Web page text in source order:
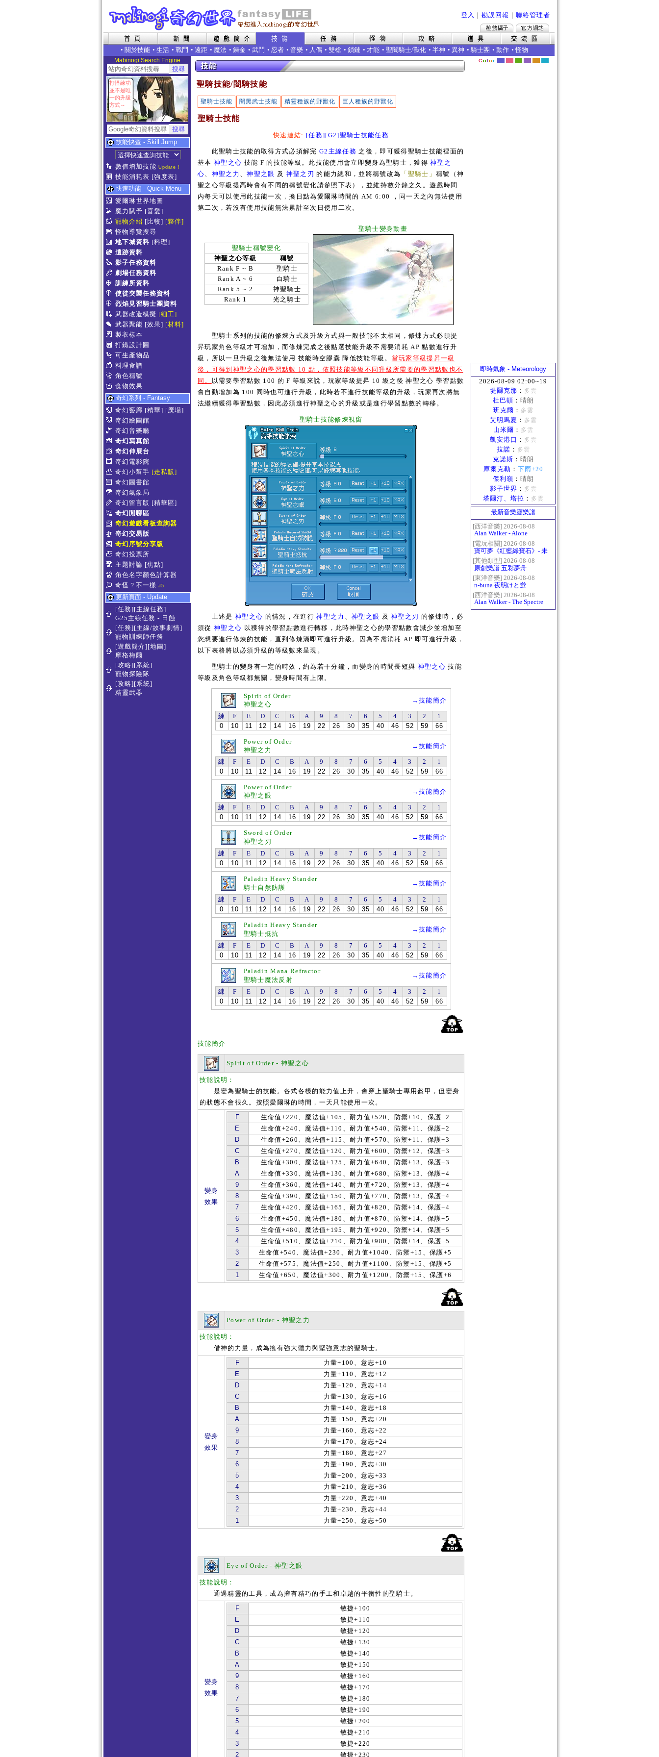
登入 ｜ 勘誤回報 ｜ 聯絡管理者
• 關於技能 • 生活 • 戰鬥 • 遠距 • 魔法 • 鍊金 • 武鬥 • 忍者 • 音樂 • 人偶 • 雙槍 • 鎖鏈 • 才能 • 聖闇騎士/獸化 • 半神 • 異神 • 騎士團 • 動作 • 怪物
Mabinogi Search Engine
打怪練功
並不是唯
一的升級
方式～
技能快查 - Skill Jump
數值增加技能 Update !
技能消耗表 [強度表]
快速功能 - Quick Menu
愛爾琳世界地圖
魔力賦予 [喜愛]
寵物介紹 [比較] [夥伴]
怪物導覽搜尋
地下城資料 [料理]
遺跡資料
影子任務資料
劇場任務資料
訓練所資料
使徒突襲任務資料
烈焰見習騎士團資料
武器改造模擬 [細工]
武器聚能 [效果] [材料]
製衣樣本
打鐵設計圖
可生產物品
料理食譜
角色稱號
食物效果
奇幻系列 - Fantasy
奇幻藝廊 [精華] [廣場]
奇幻繪圖館
奇幻音樂廳
奇幻寫真館
奇幻伸展台
奇幻電影院
奇幻小幫手 [走私販]
奇幻圖書館
奇幻氣象局
奇幻留言版 [精華區]
奇幻閒聊區
奇幻遊戲看板查詢器
奇幻交易版
奇幻序號分享版
奇幻投票所
主題討論 [焦點]
角色名字顏色計算器
奇怪？不一樣 #5
更新頁面 - Update
[任務][主線任務]
G25主線任務 - 日蝕
[任務][主線/故事劇情]
寵物訓練師任務
[遊戲簡介][地圖]
摩格梅爾
[攻略][系統]
寵物探險隊
[攻略][系統]
精靈武器
聖騎技能/闇騎技能
聖騎士技能 闇黑武士技能 精靈種族的野獸化 巨人種族的野獸化
聖騎士技能
快速連結: [任務][G2]聖騎士技能任務
此聖騎士技能的取得方式必須解完 G2主線任務 之後，即可獲得聖騎士技能裡面的
基本 神聖之心 技能 F 的技能等級。此技能使用會立即變身為聖騎士，獲得神聖之
心、 神聖之力 、神聖之眼 及 神聖之刃 的能力總和，並將稱號改為 「聖騎士」稱號（神
聖之心等級提高時會有不同的稱號變化請參照下表），並維持數分鐘之久。遊戲時間
內每天可以使用此技能一次，換日點為愛爾琳時間的 AM 6:00 ，同一天之內無法使用
第二次，若沒有使用技能無法累計至次日使用二次。
聖騎士稱號變化
神聖之心等級
稱號
Rank F ~ B
聖騎士
Rank A ~ 6
白騎士
Rank 5 ~ 2
神聖騎士
Rank 1
光之騎士
聖騎士變身動畫
聖騎士系列的技能的修煉方式及升級方式與一般技能不太相同，修煉方式必須提
昇玩家角色等級才可增加，而修煉完成之後點選技能升級不需要消耗 AP 點數進行升
級，所以一旦升級之後無法使用 技能時空膠囊 降低技能等級。 當玩家等級提昇一級
後，可得到神聖之心的學習點數 10 點，依照技能等級不同升級所需要的學習點數也不
同。
以需要學習點數 100 的 F 等級來說，玩家等級提昇 10 級之後 神聖之心 學習點數
會自動增加為 100 同時也可進行升級，此時若不進行技能等級的升級，玩家再次將無
法繼續獲得學習點數，因此必須進行神聖之心的升級或是進行學習點數的轉移。
聖騎士技能修煉視窗
上述是 神聖之心 的情況，在進行神聖之力 、神聖之眼 及神聖之刃 的修煉時，必
須從 神聖之心 以獲得的學習點數進行轉移，此時神聖之心的學習點數會減少並增加至
您想要進行修煉的技能，直到修煉滿即可進行升級。因為不需消耗 AP 即可進行升級，
以下表格將以必須升級的等級數來呈現。
聖騎士的變身有一定的時效，約為若干分鐘，而變身的時間長短與 神聖之心 技能
等級及角色等級都無關，變身時間有上限。
Spirit of Order
神聖之心
→技能簡介
練 F E D C B A 9 8 7 6 5 4 3 2
1
0
10 11 12 14 16 19 22 26 30 35 40 46 52 59 66
Power of Order
神聖之力
→技能簡介
練 F E D C B A 9 8 7 6 5 4 3 2
1
0
10 11 12 14 16 19 22 26 30 35 40 46 52 59 66
Power of Order
神聖之眼
→技能簡介
練 F E D C B A 9 8 7 6 5 4 3 2
1
0
10 11 12 14 16 19 22 26 30 35 40 46 52 59 66
Sword of Order
神聖之刃
→技能簡介
練 F E D C B A 9 8 7 6 5 4 3 2
1
0
10 11 12 14 16 19 22 26 30 35 40 46 52 59 66
Paladin Heavy Stander
騎士自然防護
→技能簡介
練 F E D C B A 9 8 7 6 5 4 3 2
1
0
10 11 12 14 16 19 22 26 30 35 40 46 52 59 66
Paladin Heavy Stander
聖騎士抵抗
→技能簡介
練 F E D C B A 9 8 7 6 5 4 3 2
1
0
10 11 12 14 16 19 22 26 30 35 40 46 52 59 66
Paladin Mana Refractor
聖騎士魔法反射
→技能簡介
練 F E D C B A 9 8 7 6 5 4 3 2
1
0
10 11 12 14 16 19 22 26 30 35 40 46 52 59 66
技能簡介
Spirit of Order - 神聖之心
技能說明：
是變為聖騎士的技能。各式各樣的能力值上升，會穿上聖騎士專用盔甲，但變身
的狀態不會很久。按照愛爾琳的時間，一天只能使用一次。
變身
效果
F
生命值+220、魔法值+105、耐力值+520、防禦+10、保護+2
E
生命值+240、魔法值+110、耐力值+540、防禦+11、保護+2
D
生命值+260、魔法值+115、耐力值+570、防禦+11、保護+3
C
生命值+270、魔法值+120、耐力值+600、防禦+12、保護+3
B
生命值+300、魔法值+125、耐力值+640、防禦+13、保護+3
A
生命值+330、魔法值+130、耐力值+680、防禦+13、保護+4
9
生命值+360、魔法值+140、耐力值+720、防禦+13、保護+4
8
生命值+390、魔法值+150、耐力值+770、防禦+13、保護+4
7
生命值+420、魔法值+165、耐力值+820、防禦+14、保護+4
6
生命值+450、魔法值+180、耐力值+870、防禦+14、保護+5
5
生命值+480、魔法值+195、耐力值+920、防禦+14、保護+5
4
生命值+510、魔法值+210、耐力值+980、防禦+14、保護+5
3
生命值+540、魔法值+230、耐力值+1040、防禦+15、保護+5
2
生命值+575、魔法值+250、耐力值+1100、防禦+15、保護+5
1
生命值+650、魔法值+300、耐力值+1200、防禦+15、保護+6
Power of Order - 神聖之力
技能說明：
借神的力量，成為擁有強大體力與堅強意志的聖騎士。
變身
效果
F
力量+100、意志+10
E
力量+110、意志+12
D
力量+120、意志+14
C
力量+130、意志+16
B
力量+140、意志+18
A
力量+150、意志+20
9
力量+160、意志+22
8
力量+170、意志+24
7
力量+180、意志+27
6
力量+190、意志+30
5
力量+200、意志+33
4
力量+210、意志+36
3
力量+220、意志+40
2
力量+230、意志+44
1
力量+250、意志+50
Eye of Order - 神聖之眼
技能說明：
通過精靈的工具，成為擁有精巧的手工和卓越的平衡性的聖騎士。
變身
效果
F
敏捷+100
E
敏捷+110
D
敏捷+120
C
敏捷+130
B
敏捷+140
A
敏捷+150
9
敏捷+160
8
敏捷+170
7
敏捷+180
6
敏捷+190
5
敏捷+200
4
敏捷+210
3
敏捷+220
2
敏捷+230
即時氣象 - Meteorology
2026-08-09 02:00~19
堤爾克那 ： 多雲
杜巴頓 ： 晴朗
班克爾 ： 多雲
艾明馬夏 ： 多雲
山米爾 ： 多雲
凱安港口 ： 多雲
拉諾 ： 多雲
克諾斯 ： 晴朗
庫爾克勒 ： 下雨+20
傑利嶺 ： 晴朗
影子世界 ： 多雲
塔爾汀、塔拉 ： 多雲
最新音樂廳樂譜
[西洋音樂] 2026-08-08
Alan Walker - Alone
[電玩相關] 2026-08-08
寶可夢《紅藍綠寶石》- 未
白鎮BGM (Littleroot Town)
[其他類型] 2026-08-08
原創樂譜 五彩夢舟
[東洋音樂] 2026-08-08
n-buna 夜明けと蛍
[西洋音樂] 2026-08-08
Alan Walker - The Spectre